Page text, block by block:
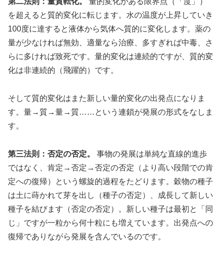
を超えると質的変化に転じます。水の温度が上昇していき
100度に達すると液体から気体へ質的に変化します。薬の
量が少なければ無効、適量なら治療、多すぎれば中毒、さ
らに多ければ致死です。量的変化は連続的ですが、質的変
化は非連続的（飛躍的）です。
そして質的変化はまた新しい量的変化の出発点になりま
す。量→質→量→質……という連鎖が発展の形式をなしま
す。
第三法則：否定の否定。
事物の発展は単純な直線的進歩
ではなく、肯定→否定→否定の否定（より高い段階での肯
定への復帰）という螺旋的過程をたどります。穀物の種子
は土に蒔かれて芽を出し（種子の否定）、成長して新しい
種子を結びます（否定の否定）。新しい種子は最初と「同
じ」ですが一粒から何十粒にも増えています。出発点への
復帰でありながら発展を含んでいるのです。